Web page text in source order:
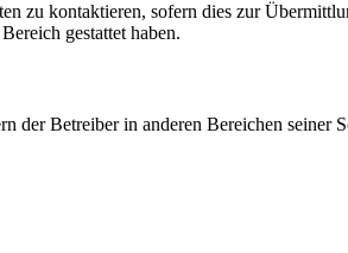
zu kontaktieren, sofern dies zur
gestattet haben.
Betreiber in anderen Bereichen seiner